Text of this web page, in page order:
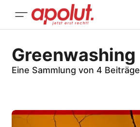
Greenwashing
Eine Sammlung von 4 Beiträge